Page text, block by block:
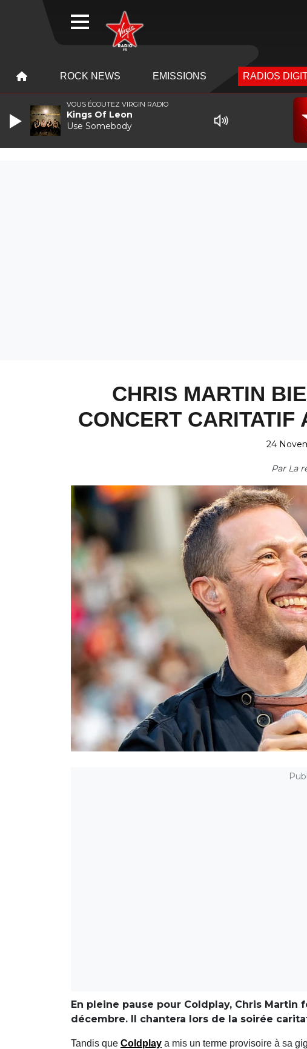
ROCK NEWS EMISSIONS RADIOS
CHRIS MARTIN
CONCERT CARITATIF
24
Par La
En pleine pause pour Coldplay, Chris
décembre. Il chantera lors de la soirée
Tandis que Coldplay a mis un terme provisoire à sa
VOUS ÉCOUTEZ VIRGIN RADIO
Kings Of Leon
Use Somebody
WEBRADIO